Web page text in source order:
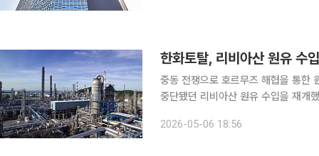
한화토탈, 리비아산 원유 수
중동 전쟁으로 호르무즈 해협을 통한
중단됐던 리비아산 원유 수입을 재개
을 수입했다. 국내에 리비아산 원유
2026-05-06 18:56